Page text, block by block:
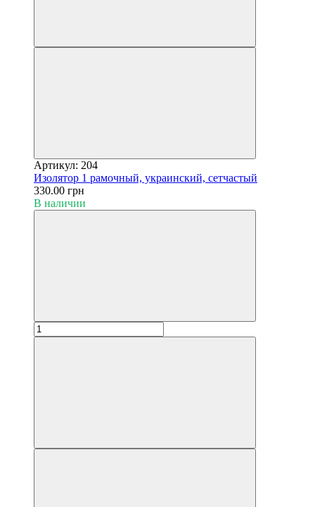
Артикул: 204
Изолятор 1 рамочный, украинский, сетчастый
330.00 грн
В наличии